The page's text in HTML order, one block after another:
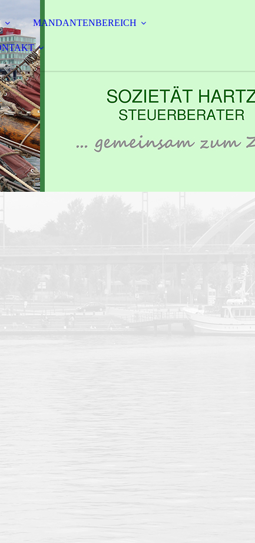
MANDANTENBEREICH